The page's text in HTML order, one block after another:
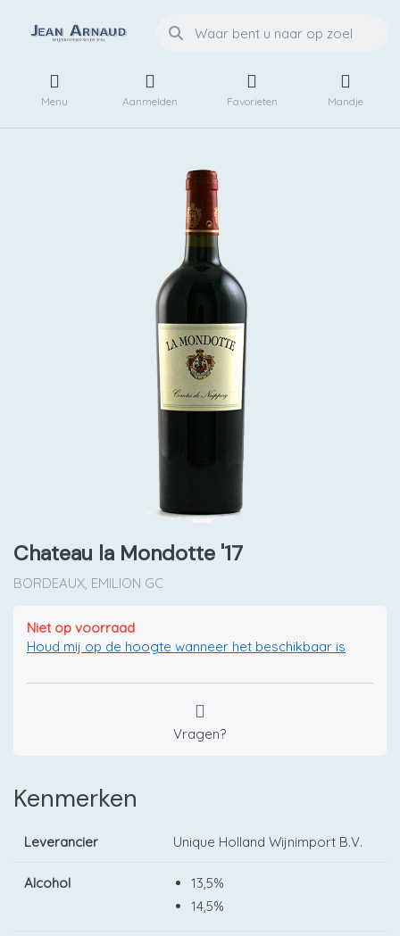
Menu Aanmelden Favorieten Mandje
Chateau la Mondotte '17
BORDEAUX, EMILION GC
Niet op voorraad
Houd mij op de hoogte wanneer het beschikbaar is
Vragen?
Kenmerken
Leverancier Unique Holland Wijnimport B.V.
Alcohol
13,5%
14,5%